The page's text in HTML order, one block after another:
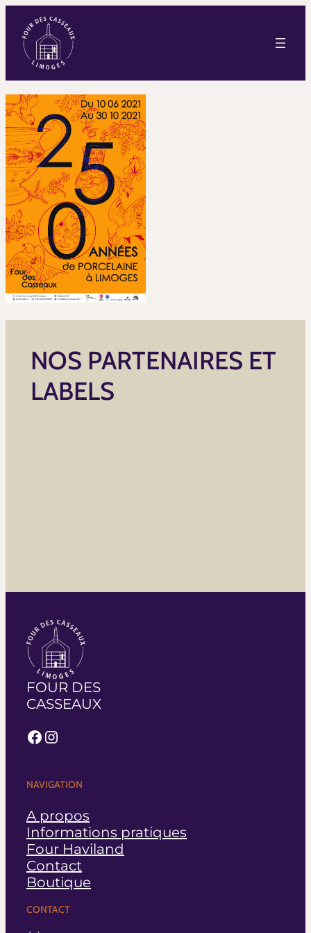
NOS PARTENAIRES ET
LABELS
FOUR DES
CASSEAUX
Facebook
Instagram
NAVIGATION
A propos
Informations pratiques
Four Haviland
Contact
Boutique
CONTACT